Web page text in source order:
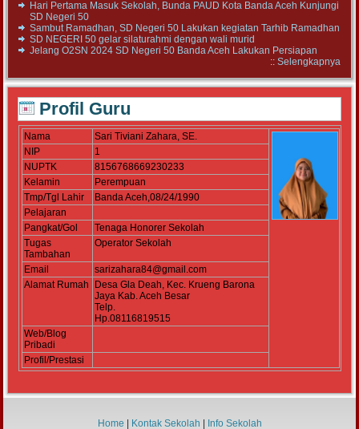
Hari Pertama Masuk Sekolah, Bunda PAUD Kota Banda Aceh Kunjungi
SD Negeri 50
Sambut Ramadhan, SD Negeri 50 Lakukan kegiatan Tarhib Ramadhan
SD NEGERI 50 gelar silaturahmi dengan wali murid
Jelang O2SN 2024 SD Negeri 50 Banda Aceh Lakukan Persiapan
:: Selengkapnya
Profil Guru
Nama
Sari Tiviani Zahara, SE.
NIP
1
NUPTK
8156768669230233
Kelamin
Perempuan
Tmp/Tgl Lahir
Banda Aceh,08/24/1990
Pelajaran
Pangkat/Gol
Tenaga Honorer Sekolah
Tugas
Tambahan
Operator Sekolah
Email
sarizahara84@gmail.com
Alamat Rumah
Desa Gla Deah, Kec. Krueng Barona
Jaya Kab. Aceh Besar
Telp.
Hp.08116819515
Web/Blog
Pribadi
Profil/Prestasi
Home Kontak Sekolah Info Sekolah